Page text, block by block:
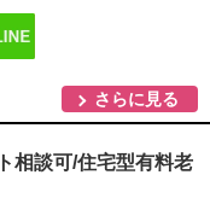
さらに見る
相談可/住宅型有料老